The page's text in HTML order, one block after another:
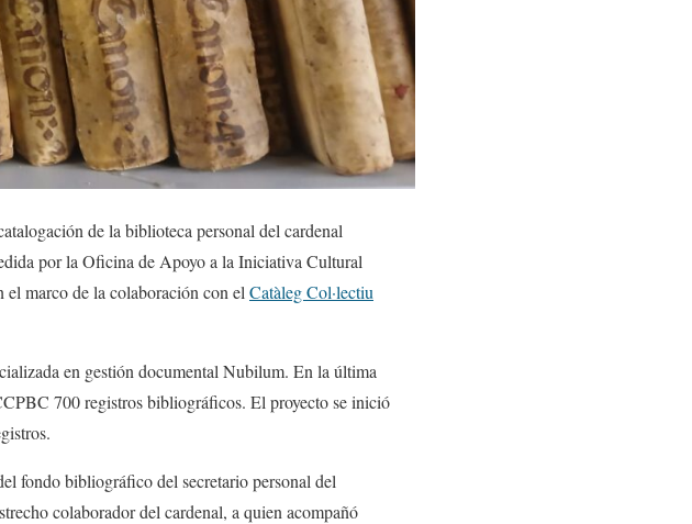
de la biblioteca personal del cardenal
por la Oficina de Apoyo a la Iniciativa Cultural
marco de la colaboración con el Catàleg Col·lectiu
en gestión documental Nubilum. En la última
700 registros bibliográficos. El proyecto se inició
fondo bibliográfico del secretario personal del
colaborador del cardenal, a quien acompañó